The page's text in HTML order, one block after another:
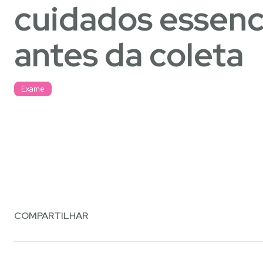
cuidados
antes da coleta
Exame
COMPARTILHAR